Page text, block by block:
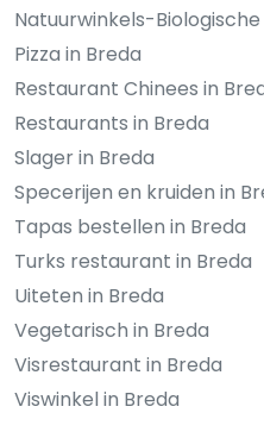
Natuurwinkels-
Pizza in Breda
Restaurant Chinees in
Restaurants in Breda
Slager in Breda
Specerijen en kruiden in
Tapas bestellen in Breda
Turks restaurant in Breda
Uiteten in Breda
Vegetarisch in Breda
Visrestaurant in Breda
Viswinkel in Breda